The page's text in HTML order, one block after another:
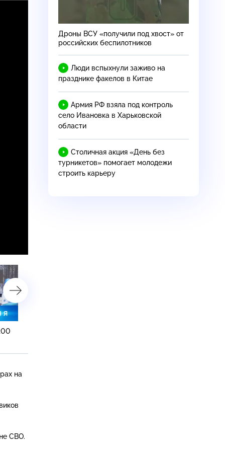
на
СВО.
Дроны ВСУ «получили под хвост» от
российских беспилотников
Люди вспыхнули заживо на
празднике факелов в Китае
Армия РФ взяла под контроль
село Ивановка в Харьковской
области
Столичная акция «День без
турникетов» помогает молодежи
строить карьеру